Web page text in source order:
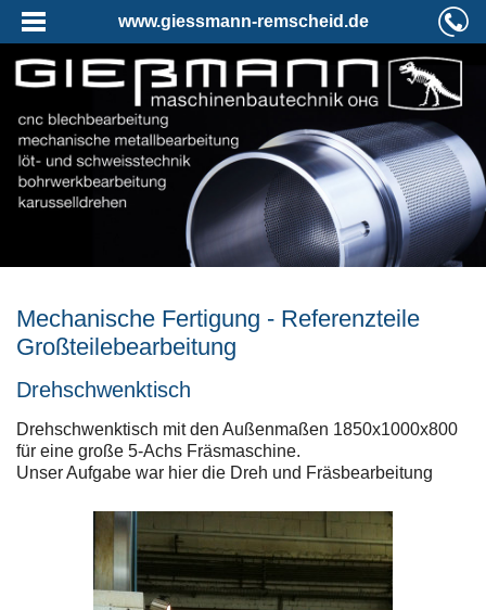
www.giessmann-remscheid.de
Mechanische Fertigung - Referenzteile
Großteilebearbeitung
Drehschwenktisch
Drehschwenktisch mit den Außenmaßen 1850x1000x800
für eine große 5-Achs Fräsmaschine.
Unser Aufgabe war hier die Dreh und Fräsbearbeitung